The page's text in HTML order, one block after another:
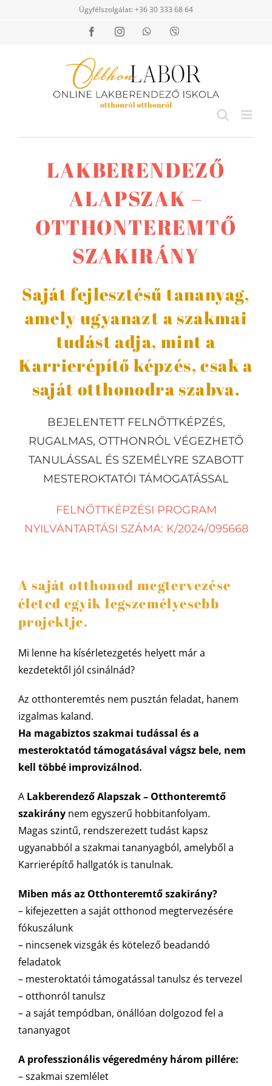
Ügyfélszolgálat: +36 30 333 68 64
FacebookInstagramWhatsAppViber
LAKBERENDEZŐ
ALAPSZAK –
OTTHONTEREMTŐ
SZAKIRÁNY
Saját fejlesztésű tananyag,
amely ugyanazt a szakmai
tudást adja, mint a
Karrierépítő képzés, csak a
saját otthonodra szabva.
BEJELENTETT FELNŐTTKÉPZÉS,
RUGALMAS, OTTHONRÓL VÉGEZHETŐ
TANULÁSSAL ÉS SZEMÉLYRE SZABOTT
MESTEROKTATÓI TÁMOGATÁSSAL
FELNŐTTKÉPZÉSI PROGRAM
NYILVÁNTARTÁSI SZÁMA: K/2024/095668
A saját otthonod megtervezése
életed egyik legszemélyesebb
projektje.
Mi lenne ha kísérletezgetés helyett már a
kezdetektől jól csinálnád?
Az otthonteremtés nem pusztán feladat, hanem
izgalmas kaland.
Ha magabiztos szakmai tudással és a
mesteroktatód támogatásával vágsz bele, nem
kell többé improvizálnod.
A Lakberendező Alapszak – Otthonteremtő
szakiránynem egyszerű hobbitanfolyam.
Magas szintű, rendszerezett tudást kapsz
ugyanabból a szakmai tananyagból, amelyből a
Karrierépítő hallgatók is tanulnak.
Miben más az Otthonteremtő szakirány?
– kifejezetten a saját otthonod megtervezésére
fókuszálunk
– nincsenek vizsgák és kötelező beadandó
feladatok
– mesteroktatói támogatással tanulsz és tervezel
– otthonról tanulsz
– a saját tempódban, önállóan dolgozod fel a
tananyagot
A professzionális végeredmény három pillére:
– szakmai szemlélet